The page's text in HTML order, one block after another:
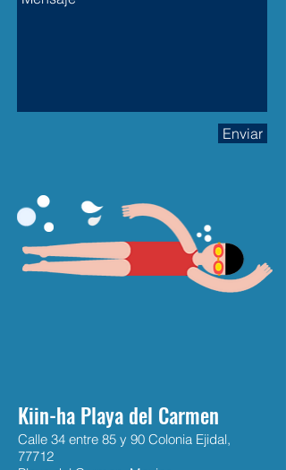
Enviar
Kiin-ha Playa del Carmen
Calle 34 entre 85 y 90 Colonia Ejidal,
77712